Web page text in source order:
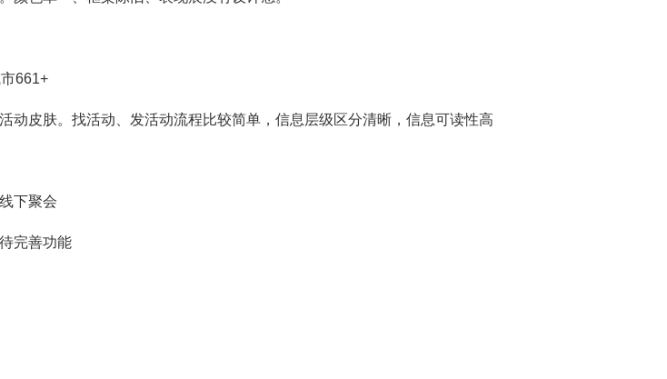
661+
皮肤。找活动、发活动流程比较简单，信息层级区分清晰，信息可读性高
下聚会
完善功能